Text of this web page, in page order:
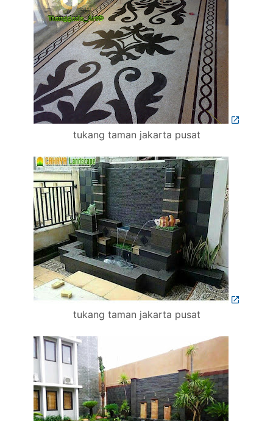
tukang taman jakarta pusat
tukang taman jakarta pusat